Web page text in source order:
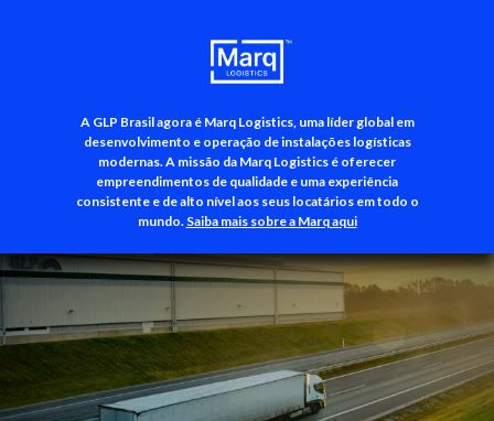
A GLP Brasil agora é Marq Logistics, uma líder global em
desenvolvimento e operação de instalações logísticas
modernas. A missão da Marq Logistics é oferecer
empreendimentos de qualidade e uma experiência
consistente e de alto nível aos seus locatários em todo o
mundo. Saiba mais sobre a Marq aqui
+55 (11) 3500-3700